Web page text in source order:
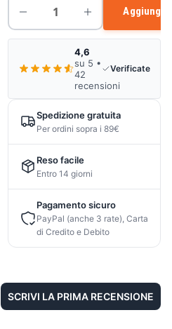
Aggiungi
4,6
su 5 •
42
recensioni
Verificate
Spedizione gratuita
Per ordini sopra i 89€
Reso facile
Entro 14 giorni
Pagamento sicuro
PayPal (anche 3 rate), Carta
di Credito e Debito
SCRIVI LA PRIMA RECENSIONE